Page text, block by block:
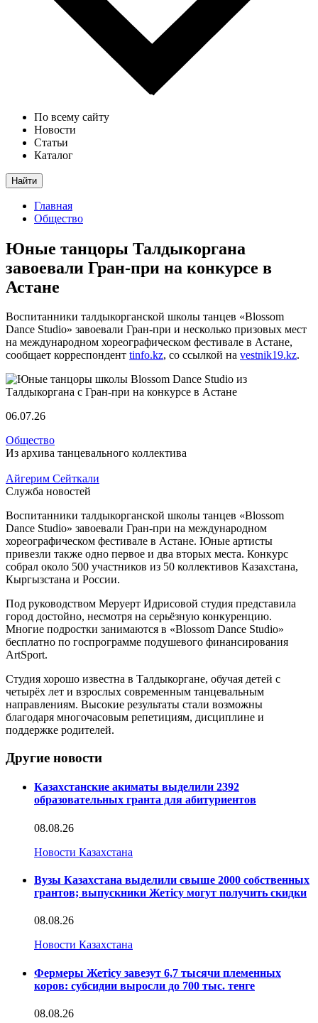
По всему сайту
Новости
Статьи
Каталог
Найти
Главная
Общество
Юные танцоры Талдыкоргана
завоевали Гран-при на конкурсе в
Астане
Воспитанники талдыкорганской школы танцев «Blossom
Dance Studio» завоевали Гран-при и несколько призовых мест
на международном хореографическом фестивале в Астане,
сообщает корреспондент tinfo.kz, со ссылкой на vestnik19.kz.
06.07.26
Общество
Из архива танцевального коллектива
Айгерим Сейткали
Служба новостей
Воспитанники талдыкорганской школы танцев «Blossom
Dance Studio» завоевали Гран-при на международном
хореографическом фестивале в Астане. Юные артисты
привезли также одно первое и два вторых места. Конкурс
собрал около 500 участников из 50 коллективов Казахстана,
Кыргызстана и России.
Под руководством Меруерт Идрисовой студия представила
город достойно, несмотря на серьёзную конкуренцию.
Многие подростки занимаются в «Blossom Dance Studio»
бесплатно по госпрограмме подушевого финансирования
ArtSport.
Студия хорошо известна в Талдыкоргане, обучая детей с
четырёх лет и взрослых современным танцевальным
направлениям. Высокие результаты стали возможны
благодаря многочасовым репетициям, дисциплине и
поддержке родителей.
Другие новости
Казахстанские акиматы выделили 2392
образовательных гранта для абитуриентов
08.08.26
Новости Казахстана
Вузы Казахстана выделили свыше 2000 собственных
грантов; выпускники Жетісу могут получить скидки
08.08.26
Новости Казахстана
Фермеры Жетісу завезут 6,7 тысячи племенных
коров: субсидии выросли до 700 тыс. тенге
08.08.26